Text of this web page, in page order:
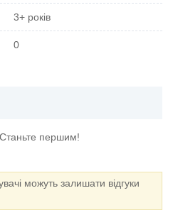
3+ років
0
першим!
можуть залишати відгуки